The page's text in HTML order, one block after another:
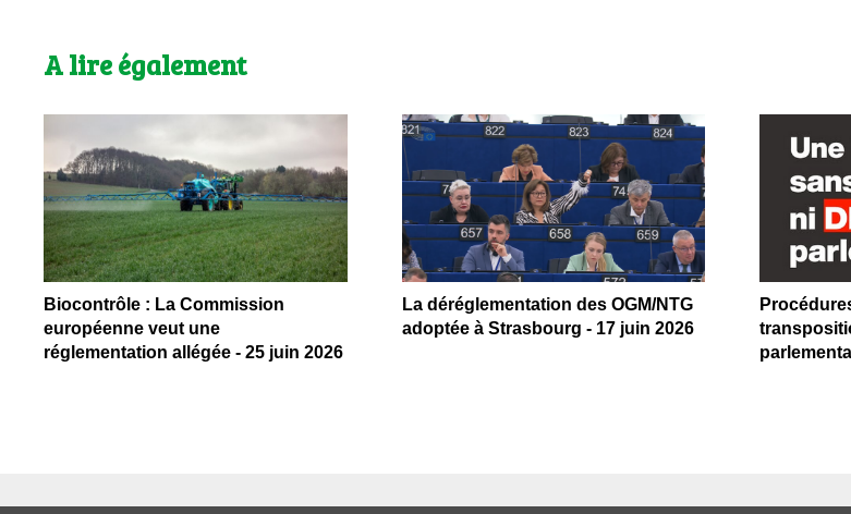
A lire également
Biocontrôle : La Commission
européenne veut une
réglementation allégée - 25 juin 2026
La déréglementation des OGM/NTG
adoptée à Strasbourg - 17 juin 2026